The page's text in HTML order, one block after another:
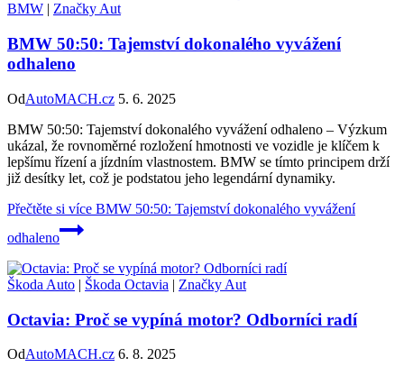
BMW | Značky Aut
BMW 50:50: Tajemství dokonalého vyvážení
odhaleno
OdAutoMACH.cz 5. 6. 2025
BMW 50:50: Tajemství dokonalého vyvážení odhaleno – Výzkum
ukázal, že rovnoměrné rozložení hmotnosti ve vozidle je klíčem k
lepšímu řízení a jízdním vlastnostem. BMW se tímto principem drží
již desítky let, což je podstatou jeho legendární dynamiky.
Přečtěte si více BMW 50:50: Tajemství dokonalého vyvážení
odhaleno
Škoda Auto | Škoda Octavia | Značky Aut
Octavia: Proč se vypíná motor? Odborníci radí
OdAutoMACH.cz 6. 8. 2025